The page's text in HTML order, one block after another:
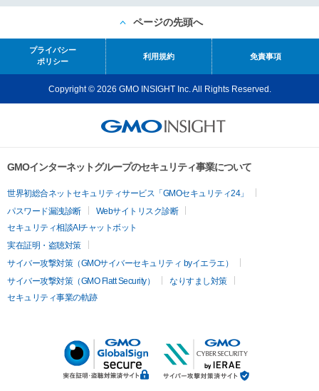
ページの先頭へ
プライバシー
ポリシー
利用規約 免責事項
Copyright © 2026 GMO INSIGHT Inc. All Rights Reserved.
GMOインターネットグループのセキュリティ事業について
世界初総合ネットセキュリティサービス「GMOセキュリティ24」
パスワード漏洩診断
Webサイトリスク診断
セキュリティ相談AIチャットボット
実在証明・盗聴対策
サイバー攻撃対策（GMOサイバーセキュリティ byイエラエ）
サイバー攻撃対策（GMO Flatt Security）
なりすまし対策
セキュリティ事業の軌跡